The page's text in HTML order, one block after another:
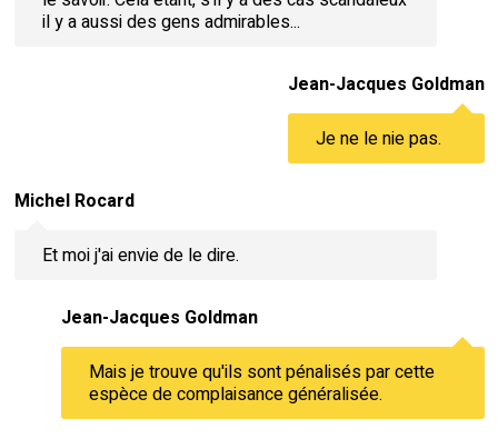
il y a aussi des gens admirables...
Jean-Jacques Goldman
Je ne le nie pas.
Michel Rocard
Et moi j'ai envie de le dire.
Jean-Jacques Goldman
Mais je trouve qu'ils sont pénalisés par cette
espèce de complaisance généralisée.